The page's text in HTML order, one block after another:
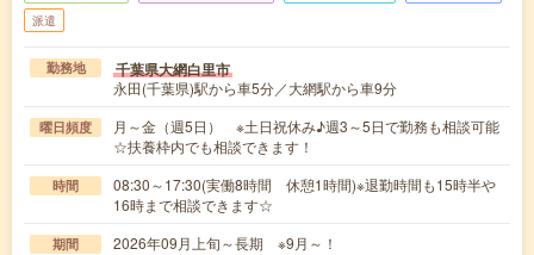
派遣
勤務地 千葉県大網白里市
永田(千葉県)駅から車5分／大網駅から車9分
曜日頻度
月～金（週5日） ※土日祝休み♪週3～5日で勤務も相談可能
☆扶養枠内でも相談できます！
時間
08:30～17:30(実働8時間 休憩1時間)※退勤時間も15時半や
16時まで相談できます☆
期間 2026年09月上旬～長期 ※9月～！